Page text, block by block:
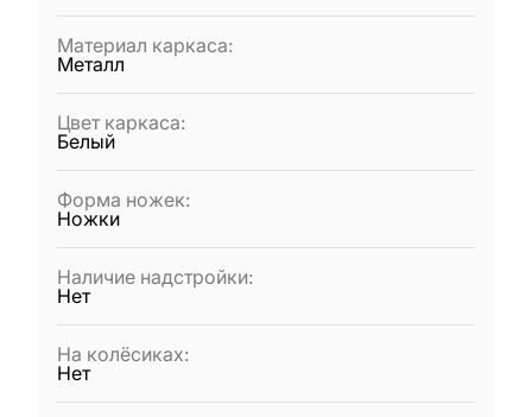
Материал каркаса:
Металл
Цвет каркаса:
Белый
Форма ножек:
Ножки
Наличие надстройки:
Нет
На колёсиках:
Нет